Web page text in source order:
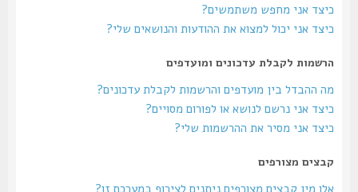
כיצד אני מחפש משתמשים?
כיצד אני יכול למצוא את ההודעות והנושאים שלי?
הרשמות לקבלת עדכונים ומועדפים
מה ההבדל בין מועדפים והרשמות לקבלת עדכונים?
כיצד אני נרשם לנושא או לפורום מסויים?
כיצד אני מסיר את ההרשמות שלי?
קבצים מצורפים
אלו מין קבצים מצורפים ניתנים לצירוף במערכת זו?